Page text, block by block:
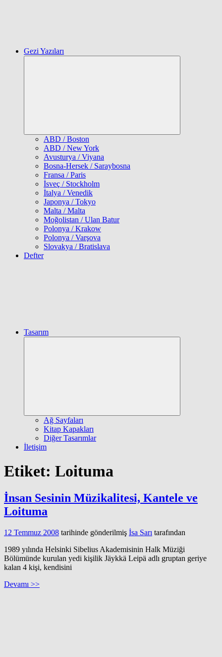
Gezi Yazıları
ABD / Boston
ABD / New York
Avusturya / Viyana
Bosna-Hersek / Saraybosna
Fransa / Paris
İsveç / Stockholm
İtalya / Venedik
Japonya / Tokyo
Malta / Malta
Moğolistan / Ulan Batur
Polonya / Krakow
Polonya / Varşova
Slovakya / Bratislava
Defter
Tasarım
Ağ Sayfaları
Kitap Kapakları
Diğer Tasarımlar
İletişim
Etiket: Loituma
İnsan Sesinin Müzikalitesi, Kantele ve
Loituma
12 Temmuz 2008 tarihinde gönderilmiş İsa Sarı tarafından
1989 yılında Helsinki Sibelius Akademisinin Halk Müziği
Bölümünde kurulan yedi kişilik Jäykkä Leipä adlı gruptan geriye
kalan 4 kişi, kendisini
Devamı >>